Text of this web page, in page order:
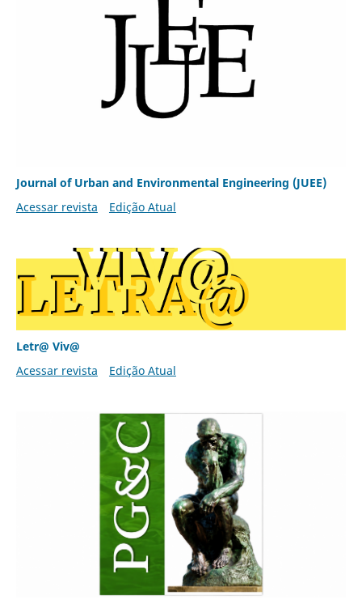
Journal of Urban and Environmental Engineering (JUEE)
Acessar revista
Edição Atual
Letr@ Viv@
Acessar revista
Edição Atual